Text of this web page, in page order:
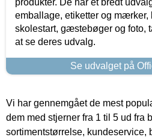
emballage, etiketter og mærker,
skolestart, gæstebøger og foto,
at se deres udvalg.
Se udvalget på
Vi har gennemgået de mest
dem med stjerner fra 1 til 5 ud fra
sortimentstørrelse, kundeservice,